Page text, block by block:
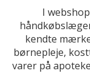
I
kendte
børnepleje,
varer på